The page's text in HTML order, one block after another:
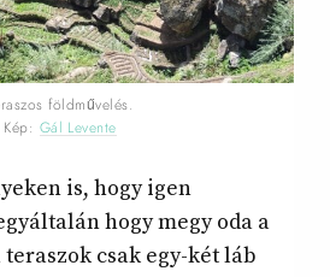
földművelés.
Kép: Gál Levente
is, hogy igen
hogy megy oda a
teraszok csak egy-két láb